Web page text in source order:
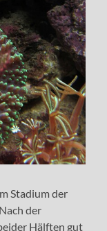
Stadium der
der
Hälften gut